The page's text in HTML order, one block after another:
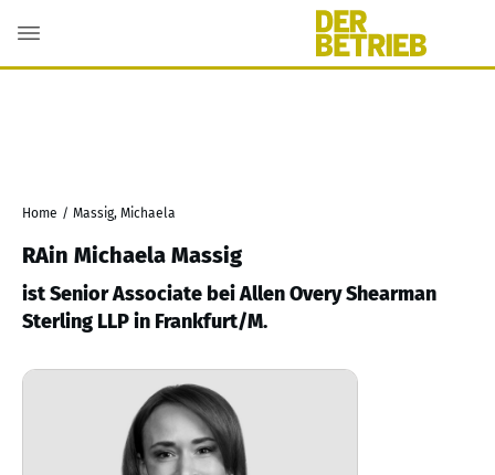
Home / Massig, Michaela
RAin Michaela Massig
ist Senior Associate bei Allen Overy Shearman
Sterling LLP in Frankfurt/M.